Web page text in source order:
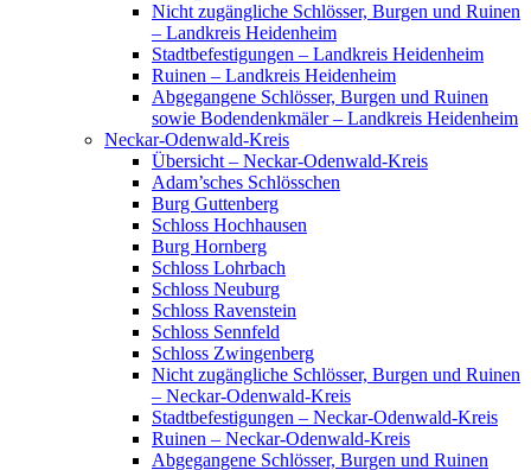
Nicht zugängliche Schlösser, Burgen und Ruinen
– Landkreis Heidenheim
Stadtbefestigungen – Landkreis Heidenheim
Ruinen – Landkreis Heidenheim
Abgegangene Schlösser, Burgen und Ruinen
sowie Bodendenkmäler – Landkreis Heidenheim
Neckar-Odenwald-Kreis
Übersicht – Neckar-Odenwald-Kreis
Adam’sches Schlösschen
Burg Guttenberg
Schloss Hochhausen
Burg Hornberg
Schloss Lohrbach
Schloss Neuburg
Schloss Ravenstein
Schloss Sennfeld
Schloss Zwingenberg
Nicht zugängliche Schlösser, Burgen und Ruinen
– Neckar-Odenwald-Kreis
Stadtbefestigungen – Neckar-Odenwald-Kreis
Ruinen – Neckar-Odenwald-Kreis
Abgegangene Schlösser, Burgen und Ruinen